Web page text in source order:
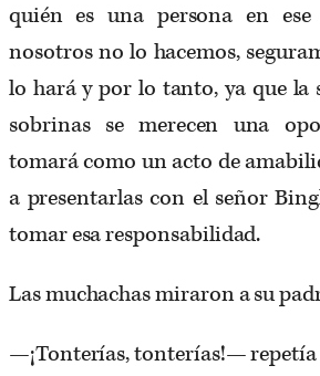
quién es una persona en
nosotros no lo hacemos,
lo hará y por lo tanto, ya que la
sobrinas se merecen una
tomará como un acto de
a presentarlas con el señor
tomar esa responsabilidad.
Las muchachas miraron a su
—¡Tonterías, tonterías!— repetía